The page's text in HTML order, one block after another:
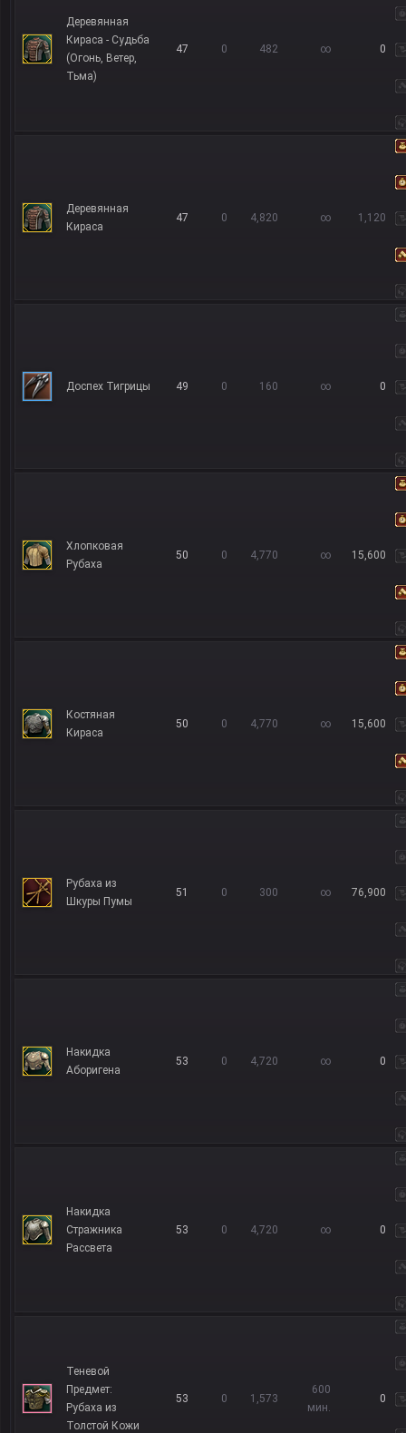
Деревянная
Кираса - Судьба
(Огонь, Ветер,
Тьма)
47 0 482 ∞ 0
Деревянная
Кираса
47 0 4,820 ∞ 1,120
Доспех Тигрицы 49 0 160 ∞ 0
Хлопковая
Рубаха
50 0 4,770 ∞ 15,600
Костяная
Кираса
50 0 4,770 ∞ 15,600
Рубаха из
Шкуры Пумы
51 0 300 ∞ 76,900
Накидка
Аборигена
53 0 4,720 ∞ 0
Накидка
Стражника
Рассвета
53 0 4,720 ∞ 0
Теневой
Предмет:
Рубаха из
Толстой Кожи
53 0 1,573
600
мин.
0